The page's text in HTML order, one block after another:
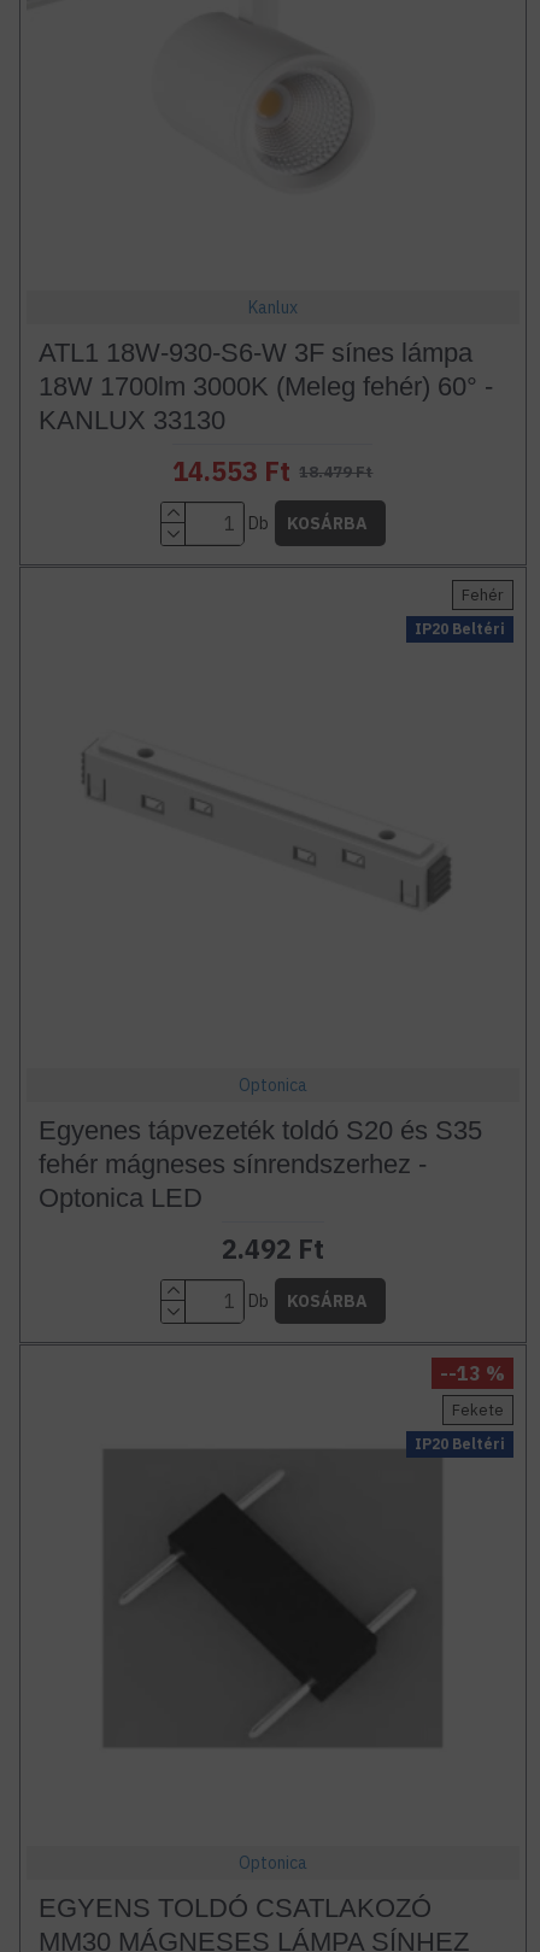
Kanlux
ATL1 18W-930-S6-W 3F sínes lámpa
18W 1700lm 3000K (Meleg fehér) 60° -
KANLUX 33130
14.553 Ft 18.479 Ft
Db KOSÁRBA
IP20 Beltéri
Fehér
Optonica
Egyenes tápvezeték toldó S20 és S35
fehér mágneses sínrendszerhez -
Optonica LED
2.492 Ft
Db KOSÁRBA
IP20 Beltéri
Fekete
--13 %
Optonica
EGYENS TOLDÓ CSATLAKOZÓ
MM30 MÁGNESES LÁMPA SÍNHEZ